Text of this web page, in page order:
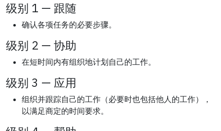
级别 1 — 跟随
确认各项任务的必要步骤。
级别 2 — 协助
在短时间内有组织地计划自己的工作。
级别 3 — 应用
组织并跟踪自己的工作（必要时也包括他人的工作），
以满足商定的时间要求。